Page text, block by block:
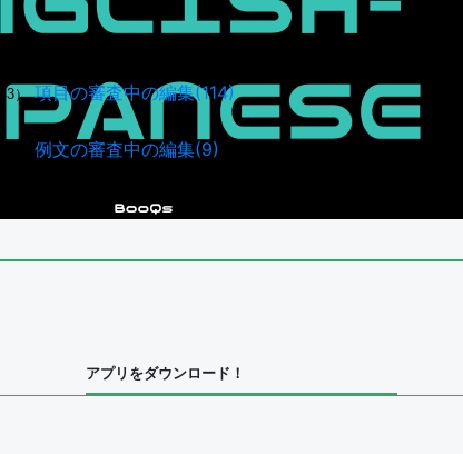
） 項目の審査中の編集(114)
例文の審査中の編集(9)
アプリをダウンロード！